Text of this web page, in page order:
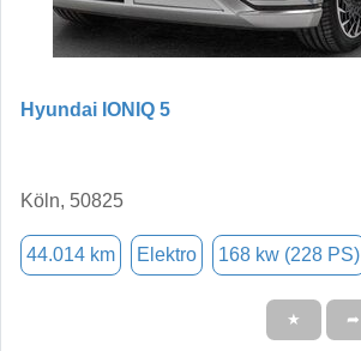
Hyundai IONIQ 5
Köln, 50825
44.014 km Elektro 168 kw (228 PS)
★ ➦